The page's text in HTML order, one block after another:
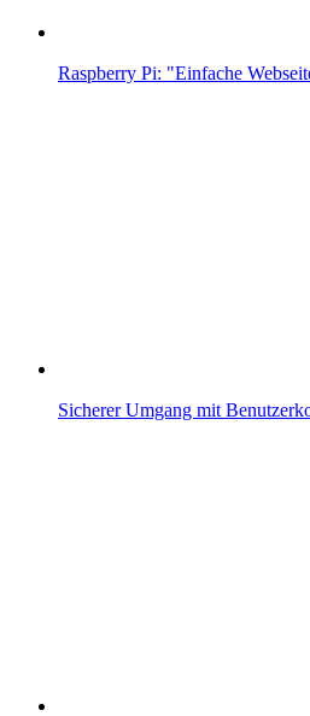
Raspberry Pi: "Einfache
Sicherer Umgang mit